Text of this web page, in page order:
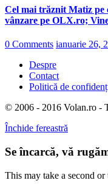
Cel mai trăznit Matiz pe
vânzare pe OLX.ro;
0 Comments ianuarie 26,
Despre
Contact
Politică de
© 2006 - 2016 Volan.ro -
Închide fereastră
Se încarcă, vă
This may take a second or